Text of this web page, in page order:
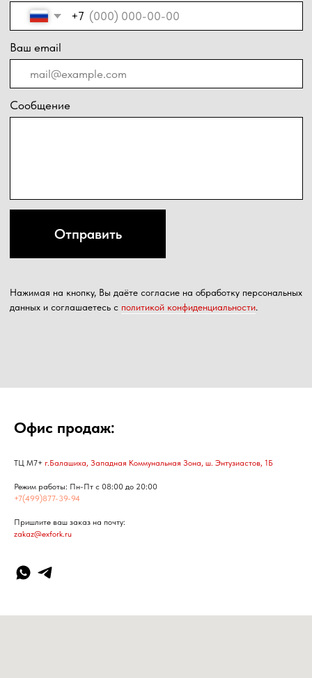
Офис продаж:
ТЦ М7+ г.Балашиха, Западная Коммунальная Зона, ш. Энтузиастов, 1Б
Режим работы: Пн-Пт с 08:00 до 20:00
+7(499)877-39-94
Пришлите ваш заказ на почту:
zakaz@exfork.ru